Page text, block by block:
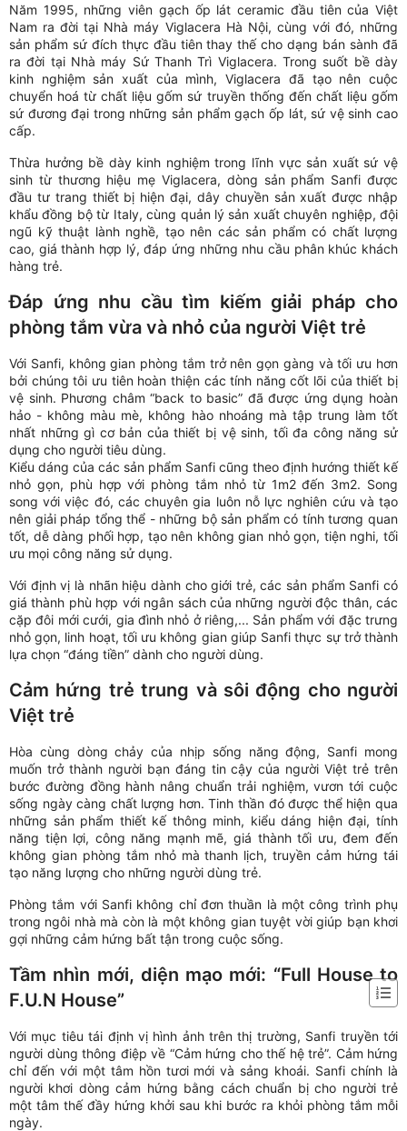
Năm 1995, những viên gạch ốp lát ceramic đầu tiên của Việt
Nam ra đời tại Nhà máy Viglacera Hà Nội, cùng với đó, những
sản phẩm sứ đích thực đầu tiên thay thế cho dạng bán sành đã
ra đời tại Nhà máy Sứ Thanh Trì Viglacera. Trong suốt bề dày
kinh nghiệm sản xuất của mình, Viglacera đã tạo nên cuộc
chuyển hoá từ chất liệu gốm sứ truyền thống đến chất liệu gốm
sứ đương đại trong những sản phẩm gạch ốp lát, sứ vệ sinh cao
cấp.
Thừa hưởng bề dày kinh nghiệm trong lĩnh vực sản xuất sứ vệ
sinh từ thương hiệu mẹ Viglacera, dòng sản phẩm Sanfi được
đầu tư trang thiết bị hiện đại, dây chuyền sản xuất được nhập
khẩu đồng bộ từ Italy, cùng quản lý sản xuất chuyên nghiệp, đội
ngũ kỹ thuật lành nghề, tạo nên các sản phẩm có chất lượng
cao, giá thành hợp lý, đáp ứng những nhu cầu phân khúc khách
hàng trẻ.
Đáp ứng nhu cầu tìm kiếm giải pháp cho
phòng tắm vừa và nhỏ của người Việt trẻ
Với Sanfi, không gian phòng tắm trở nên gọn gàng và tối ưu hơn
bởi chúng tôi ưu tiên hoàn thiện các tính năng cốt lõi của thiết bị
vệ sinh. Phương châm “back to basic” đã được ứng dụng hoàn
hảo - không màu mè, không hào nhoáng mà tập trung làm tốt
nhất những gì cơ bản của thiết bị vệ sinh, tối đa công năng sử
dụng cho người tiêu dùng.
Kiểu dáng của các sản phẩm Sanfi cũng theo định hướng thiết kế
nhỏ gọn, phù hợp với phòng tắm nhỏ từ 1m2 đến 3m2. Song
song với việc đó, các chuyên gia luôn nỗ lực nghiên cứu và tạo
nên giải pháp tổng thể - những bộ sản phẩm có tính tương quan
tốt, dễ dàng phối hợp, tạo nên không gian nhỏ gọn, tiện nghi, tối
ưu mọi công năng sử dụng.
Với định vị là nhãn hiệu dành cho giới trẻ, các sản phẩm Sanfi có
giá thành phù hợp với ngân sách của những người độc thân, các
cặp đôi mới cưới, gia đình nhỏ ở riêng,... Sản phẩm với đặc trưng
nhỏ gọn, linh hoạt, tối ưu không gian giúp Sanfi thực sự trở thành
lựa chọn “đáng tiền” dành cho người dùng.
Cảm hứng trẻ trung và sôi động cho người
Việt trẻ
Hòa cùng dòng chảy của nhịp sống năng động, Sanfi mong
muốn trở thành người bạn đáng tin cậy của người Việt trẻ trên
bước đường đồng hành nâng chuẩn trải nghiệm, vươn tới cuộc
sống ngày càng chất lượng hơn. Tinh thần đó được thể hiện qua
những sản phẩm thiết kế thông minh, kiểu dáng hiện đại, tính
năng tiện lợi, công năng mạnh mẽ, giá thành tối ưu, đem đến
không gian phòng tắm nhỏ mà thanh lịch, truyền cảm hứng tái
tạo năng lượng cho những người dùng trẻ.
Phòng tắm với Sanfi không chỉ đơn thuần là một công trình phụ
trong ngôi nhà mà còn là một không gian tuyệt vời giúp bạn khơi
gợi những cảm hứng bất tận trong cuộc sống.
Tầm nhìn mới, diện mạo mới: “Full House to
F.U.N House”
Với mục tiêu tái định vị hình ảnh trên thị trường, Sanfi truyền tới
người dùng thông điệp về “Cảm hứng cho thế hệ trẻ”. Cảm hứng
chỉ đến với một tâm hồn tươi mới và sảng khoái. Sanfi chính là
người khơi dòng cảm hứng bằng cách chuẩn bị cho người trẻ
một tâm thế đầy hứng khởi sau khi bước ra khỏi phòng tắm mỗi
ngày.